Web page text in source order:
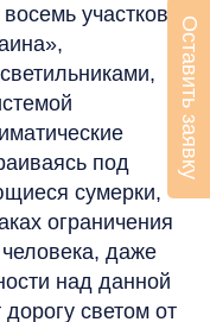
участков
под
сумерки,
ограничения
даже
над данной
светом от
Оставить заявку